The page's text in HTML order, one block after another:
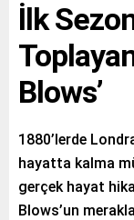
İlk
Blows’
1880’lerde
hayatta kalma
gerçek hayat
Blows’un